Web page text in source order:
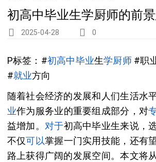
初高中毕业生学厨师的前
2025-04-28 0
P标签：#初高中毕业生学厨师#职
#就业方向
随着社会经济的发展和人们生活水
业作为服务业的重要组成部分，对
益增加。 对于初高中毕业生来说，
不仅可以掌握一门实用技能，还有
路上获得广阔的发展空间。本文将